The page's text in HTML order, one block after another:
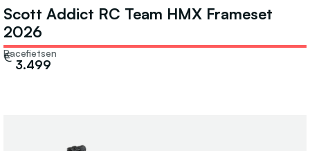
Scott Addict RC Team HMX Frameset
2026
Racefietsen
3.499
€